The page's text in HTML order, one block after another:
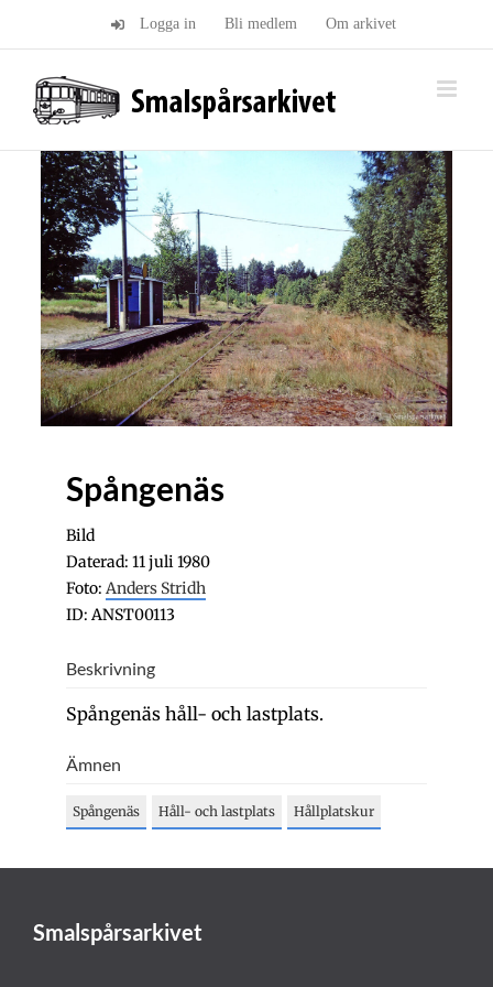
Logga in Bli medlem Om arkivet
Spångenäs
Bild
Daterad: 11 juli 1980
Foto: Anders Stridh
ID: ANST00113
Beskrivning
Spångenäs håll- och lastplats.
Ämnen
Spångenäs Håll- och lastplats Hållplatskur
Smalspårsarkivet